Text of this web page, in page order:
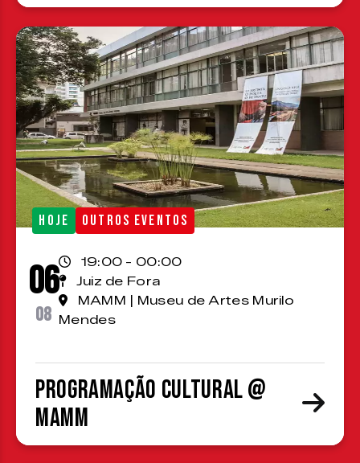
HOJE OUTROS EVENTOS
06
08
19:00 - 00:00
Juiz de Fora
MAMM | Museu de Artes Murilo
Mendes
Programação cultural @
MAMM